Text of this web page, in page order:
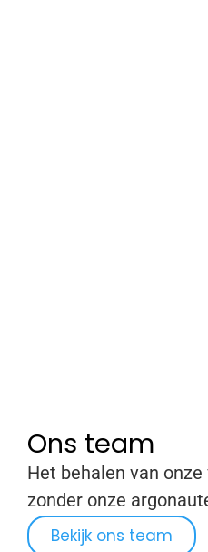
Ons team
Het behalen van
zonder onze
Bekijk ons team